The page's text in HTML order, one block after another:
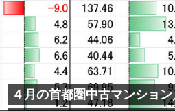
４月の首都圏中古マンショ